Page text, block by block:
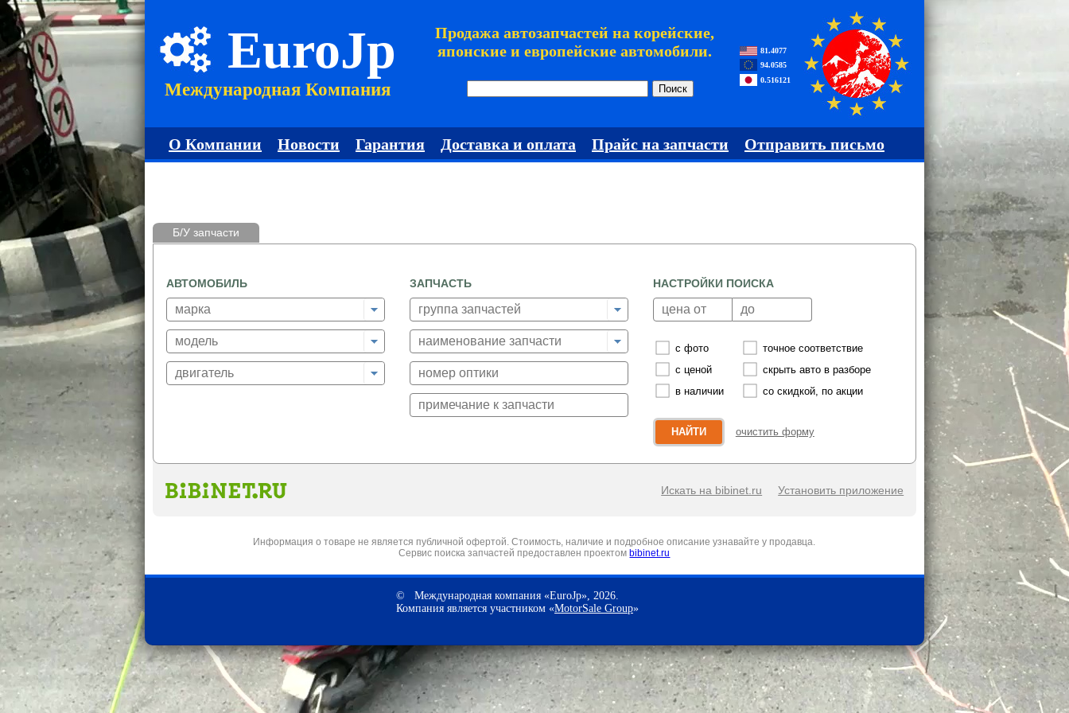
EuroJp
Международная Компания
Продажа автозапчастей на корейские,
японские и европейские автомобили.
81.4077
94.0585
0.516121
О Компании Новости Гарантия Доставка и оплата Прайс на запчасти Отправить письмо
Б/У запчасти
АВТОМОБИЛЬ ЗАПЧАСТЬ НАСТРОЙКИ ПОИСКА
с фото
точное соответствие
с ценой
скрыть авто в разборе
в наличии
со скидкой, по акции
НАЙТИ очистить форму
Искать на bibinet.ru Установить приложение
Информация о товаре не является публичной офертой. Стоимость, наличие и подробное описание узнавайте у продавца.
Сервис поиска запчастей предоставлен проектом bibinet.ru
© Международная компания «EuroJp», 2026.
Компания является участником «MotorSale Group»